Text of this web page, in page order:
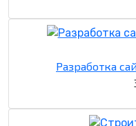
Разработка